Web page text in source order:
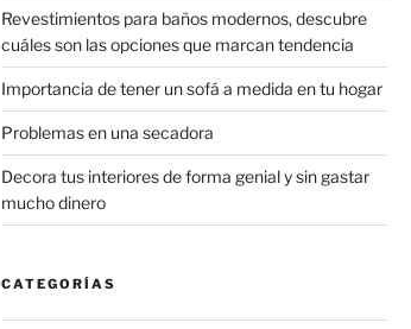
Revestimientos para baños modernos, descubre
cuáles son las opciones que marcan tendencia
Importancia de tener un sofá a medida en tu hogar
Problemas en una secadora
Decora tus interiores de forma genial y sin gastar
mucho dinero
CATEGORÍAS